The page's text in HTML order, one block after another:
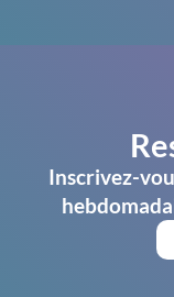
Inscrivez-